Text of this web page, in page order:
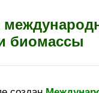
биомассы